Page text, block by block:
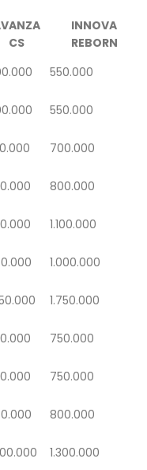
CS
INNOVA
REBORN
550.000
550.000
700.000
800.000
1.100.000
1.000.000
1.750.000
750.000
750.000
800.000
1.300.000